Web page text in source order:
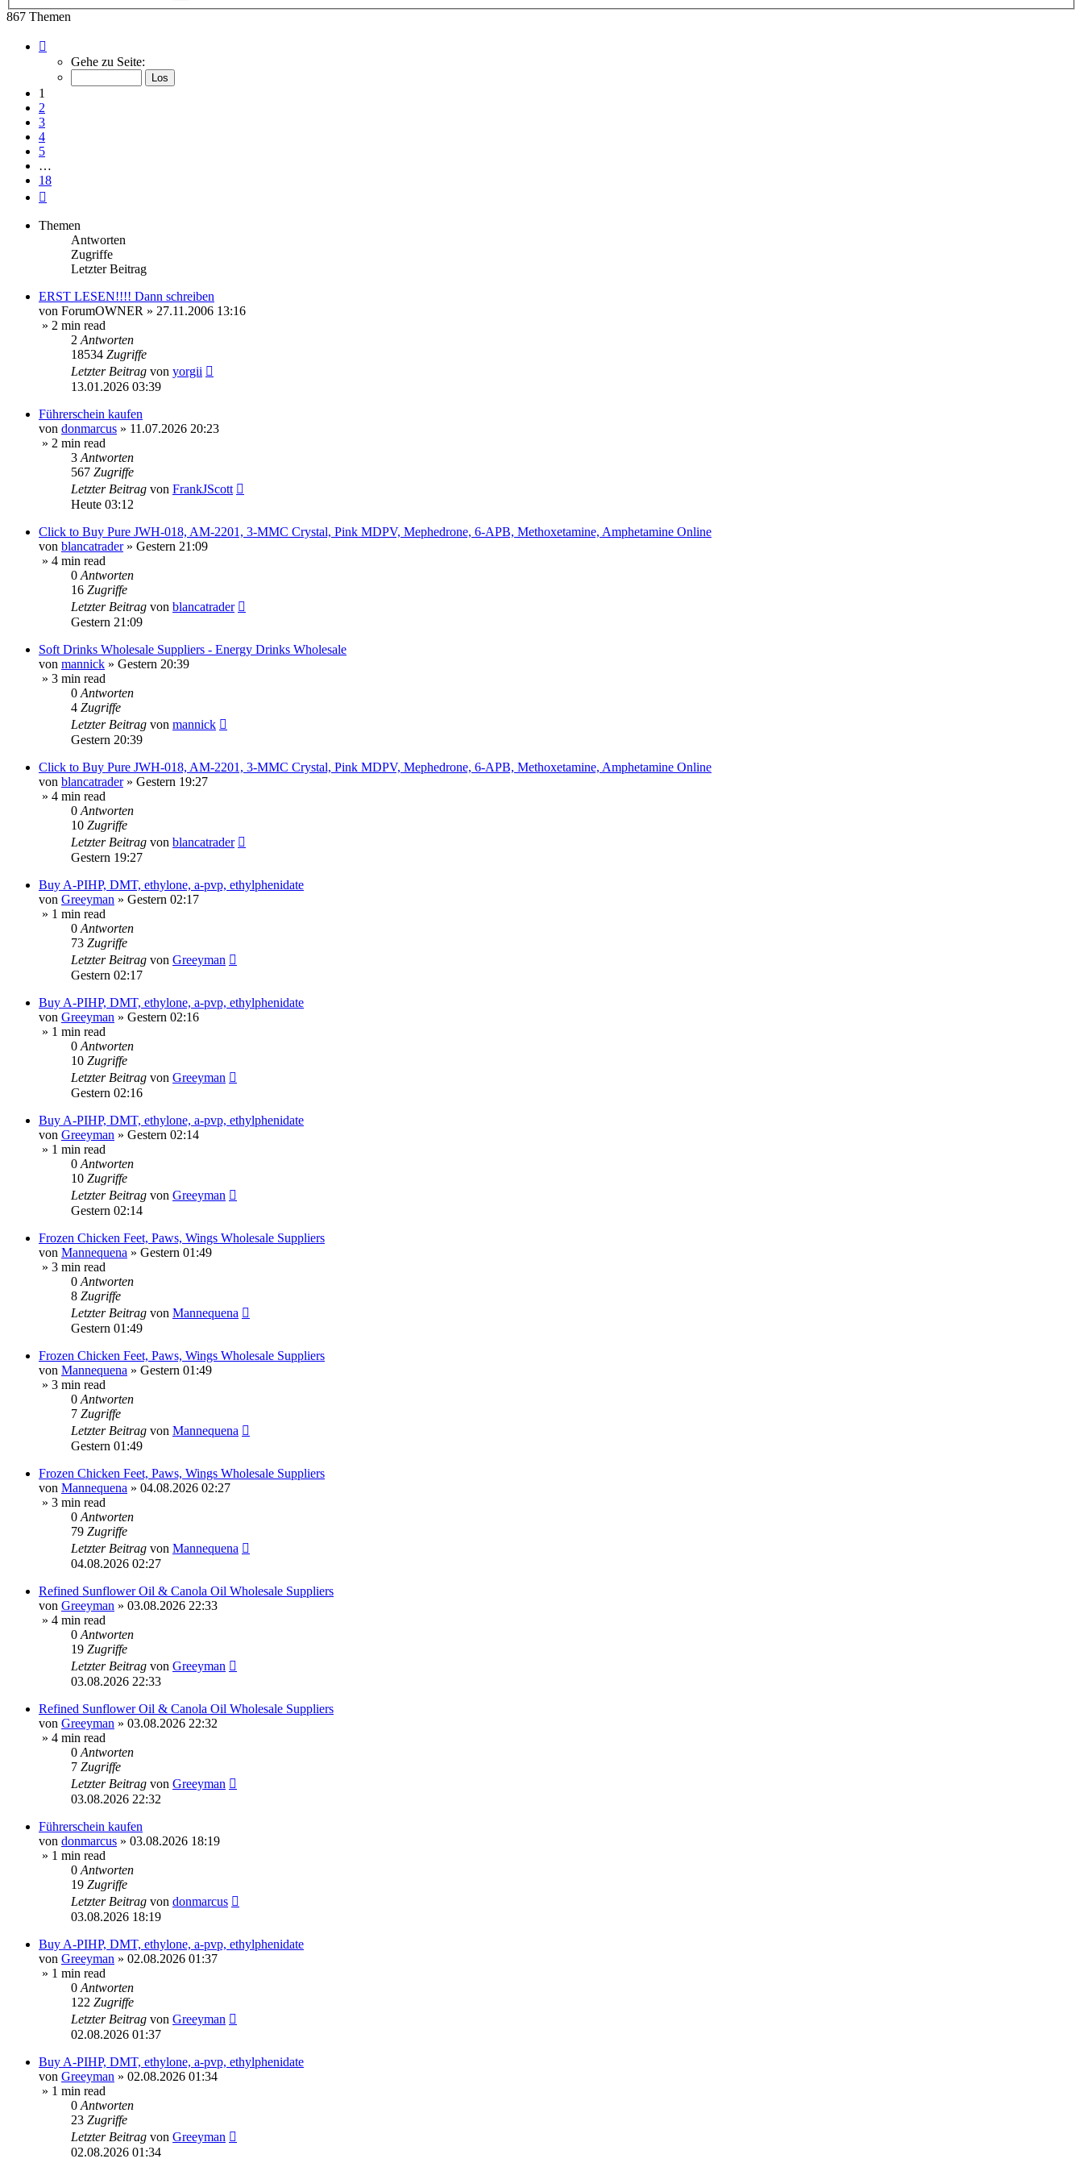
867 Themen
von
Gehe zu Seite:
1
2
3
4
5
…
18
Themen
Antworten
Zugriffe
Letzter Beitrag
ERST LESEN!!!! Dann schreiben
von ForumOWNER » 27.11.2006 13:16
» 2 min read
2 Antworten
18534 Zugriffe
Letzter Beitrag von yorgii
13.01.2026 03:39
Führerschein kaufen
von donmarcus » 11.07.2026 20:23
» 2 min read
3 Antworten
567 Zugriffe
Letzter Beitrag von FrankJScott
Heute 03:12
Click to Buy Pure JWH-018, AM-2201, 3-MMC Crystal, Pink MDPV, Mephedrone, 6-APB, Methoxetamine, Amphetamine Online
von blancatrader» Gestern 21:09
» 4 min read
0 Antworten
16 Zugriffe
Letzter Beitrag von blancatrader
Gestern 21:09
Soft Drinks Wholesale Suppliers - Energy Drinks Wholesale
von mannick » Gestern 20:39
» 3 min read
0 Antworten
4 Zugriffe
Letzter Beitrag von mannick
Gestern 20:39
Click to Buy Pure JWH-018, AM-2201, 3-MMC Crystal, Pink MDPV, Mephedrone, 6-APB, Methoxetamine, Amphetamine Online
von blancatrader» Gestern 19:27
» 4 min read
0 Antworten
10 Zugriffe
Letzter Beitrag von blancatrader
Gestern 19:27
Buy A-PIHP, DMT, ethylone, a-pvp, ethylphenidate
von Greeyman » Gestern 02:17
» 1 min read
0 Antworten
73 Zugriffe
Letzter Beitrag von Greeyman
Gestern 02:17
Buy A-PIHP, DMT, ethylone, a-pvp, ethylphenidate
von Greeyman » Gestern 02:16
» 1 min read
0 Antworten
10 Zugriffe
Letzter Beitrag von Greeyman
Gestern 02:16
Buy A-PIHP, DMT, ethylone, a-pvp, ethylphenidate
von Greeyman » Gestern 02:14
» 1 min read
0 Antworten
10 Zugriffe
Letzter Beitrag von Greeyman
Gestern 02:14
Frozen Chicken Feet, Paws, Wings Wholesale Suppliers
von Mannequena » Gestern 01:49
» 3 min read
0 Antworten
8 Zugriffe
Letzter Beitrag von Mannequena
Gestern 01:49
Frozen Chicken Feet, Paws, Wings Wholesale Suppliers
von Mannequena » Gestern 01:49
» 3 min read
0 Antworten
7 Zugriffe
Letzter Beitrag von Mannequena
Gestern 01:49
Frozen Chicken Feet, Paws, Wings Wholesale Suppliers
von Mannequena » 04.08.2026 02:27
» 3 min read
0 Antworten
79 Zugriffe
Letzter Beitrag von Mannequena
04.08.2026 02:27
Refined Sunflower Oil & Canola Oil Wholesale Suppliers
von Greeyman » 03.08.2026 22:33
» 4 min read
0 Antworten
19 Zugriffe
Letzter Beitrag von Greeyman
03.08.2026 22:33
Refined Sunflower Oil & Canola Oil Wholesale Suppliers
von Greeyman » 03.08.2026 22:32
» 4 min read
0 Antworten
7 Zugriffe
Letzter Beitrag von Greeyman
03.08.2026 22:32
Führerschein kaufen
von donmarcus » 03.08.2026 18:19
» 1 min read
0 Antworten
19 Zugriffe
Letzter Beitrag von donmarcus
03.08.2026 18:19
Buy A-PIHP, DMT, ethylone, a-pvp, ethylphenidate
von Greeyman » 02.08.2026 01:37
» 1 min read
0 Antworten
122 Zugriffe
Letzter Beitrag von Greeyman
02.08.2026 01:37
Buy A-PIHP, DMT, ethylone, a-pvp, ethylphenidate
von Greeyman » 02.08.2026 01:34
» 1 min read
0 Antworten
23 Zugriffe
Letzter Beitrag von Greeyman
02.08.2026 01:34